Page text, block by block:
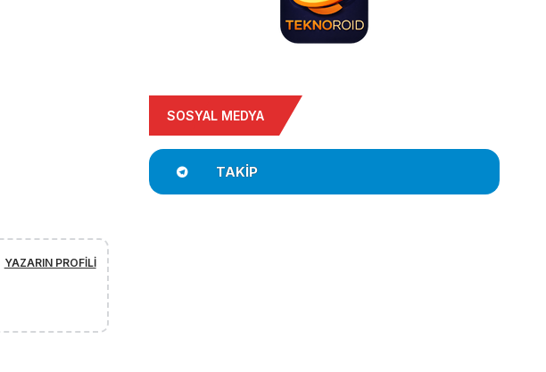
YAZARIN PROFILI
SOSYAL MEDYA
TAKIP